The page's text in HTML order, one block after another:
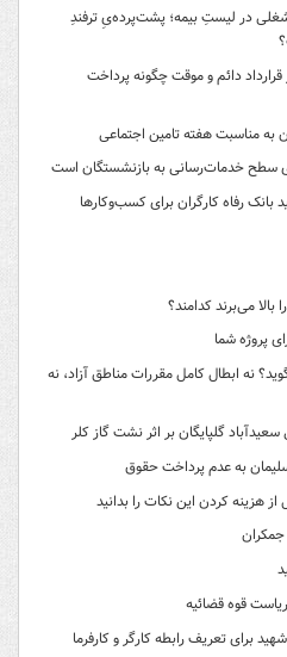
در لیستِ بیمه؛ پشت‌پرده‌یِ ترفندِ
دائم و موقت چگونه پرداخت
به مناسبت هفته تامین اجتماعی
سطح خدمات‌رسانی به بازنشستگان است
رفاه کارگران برای کسب‌وکارها
می‌برند کدامند؟
پروژه شما
نه ابطال کامل مقررات مناطق آزاد، نه
به عدم پرداخت حقوق
هزینه کردن این نکات را بدانید
جمکران
قوه‌ قضائیه
برای تعریف رابطه کارگر و کارفرما